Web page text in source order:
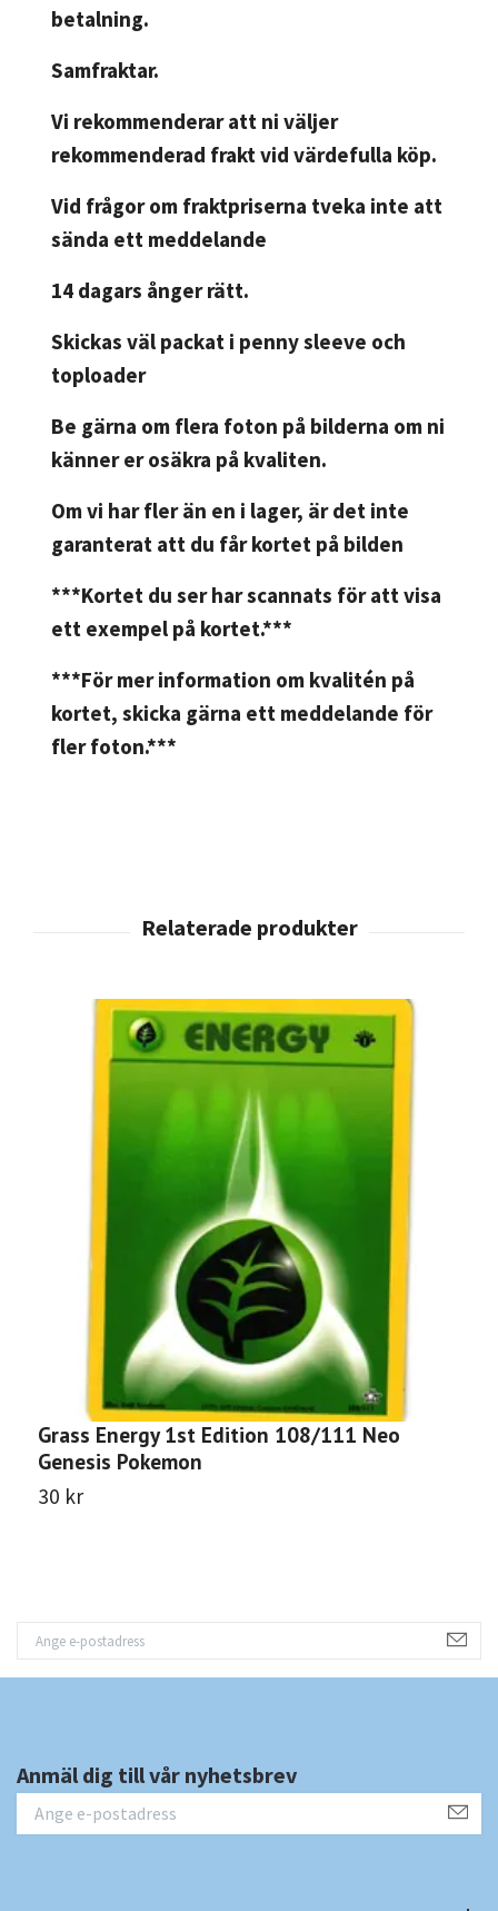
betalning.
Samfraktar.
Vi rekommenderar att ni väljer
rekommenderad frakt vid värdefulla köp.
Vid frågor om fraktpriserna tveka inte att
sända ett meddelande
14 dagars ånger rätt.
Skickas väl packat i penny sleeve och
toploader
Be gärna om flera foton på bilderna om ni
känner er osäkra på kvaliten.
Om vi har fler än en i lager, är det inte
garanterat att du får kortet på bilden
***Kortet du ser har scannats för att visa
ett exempel på kortet.***
***För mer information om kvalitén på
kortet, skicka gärna ett meddelande för
fler foton.***
Grass Energy 1st Edition 108/111 Neo
Genesis Pokemon
30 kr
Anmäl dig till vår nyhetsbrev